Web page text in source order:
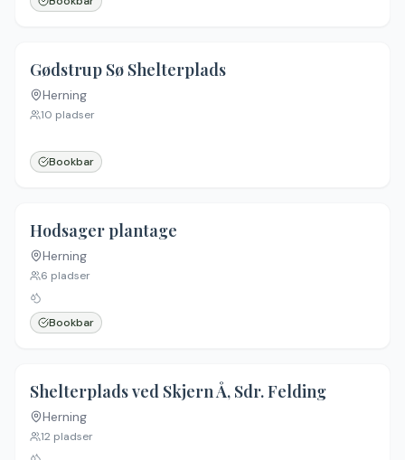
Gødstrup Sø Shelterplads
Herning
10 pladser
Bookbar
Hodsager plantage
Herning
6 pladser
Bookbar
Shelterplads ved Skjern Å, Sdr. Felding
Herning
12 pladser